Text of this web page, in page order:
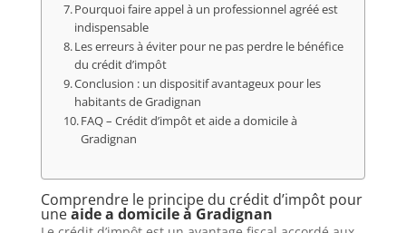
Pourquoi faire appel à un professionnel agréé est
indispensable
Les erreurs à éviter pour ne pas perdre le bénéfice
du crédit d’impôt
Conclusion : un dispositif avantageux pour les
habitants de Gradignan
FAQ – Crédit d’impôt et aide a domicile à
Gradignan
Comprendre le principe du crédit d’impôt pour
uneaide a domicile à Gradignan